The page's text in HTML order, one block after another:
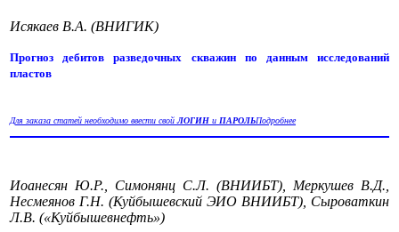
Исякаев В.А. (ВНИГИК)
Прогноз дебитов разведочных скважин по данным исследований
пластов
Для заказа статей необходимо ввести свойЛОГИН и ПАРОЛЬПодробнее
Иоанесян Ю.Р., Симонянц С.Л. (ВНИИБТ), Меркушев В.Д.,
Несмеянов Г.Н. (Куйбышевский ЭИО ВНИИБТ), Сыроваткин
Л.В. («Куйбышевнефть»)